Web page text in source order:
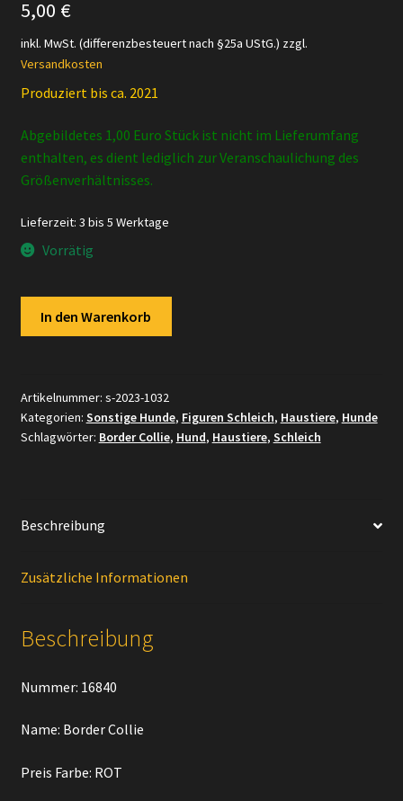
5,00 €
inkl. MwSt. (differenzbesteuert nach §25a UStG.) zzgl.
Versandkosten
Produziert bis ca. 2021
Abgebildetes 1,00 Euro Stück ist nicht im Lieferumfang
enthalten, es dient lediglich zur Veranschaulichung des
Größenverhältnisses.
Lieferzeit: 3 bis 5 Werktage
Vorrätig
Collie
Menge
In den Warenkorb
Artikelnummer: s-2023-1032
Kategorien: Sonstige Hunde, Figuren Schleich, Haustiere, Hunde
Schlagwörter: Border Collie, Hund, Haustiere, Schleich
Beschreibung
Zusätzliche Informationen
Beschreibung
Nummer: 16840
Name: Border Collie
Preis Farbe: ROT